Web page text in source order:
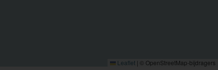
Leaflet | © OpenStreetMap-bijdragers